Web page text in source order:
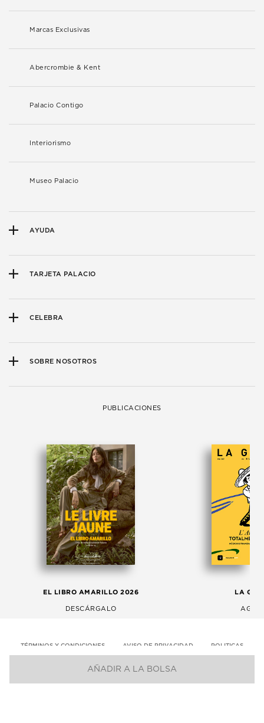
AÑADIR A LA BOLSA
Marcas Exclusivas
Abercrombie & Kent
Palacio Contigo
Interiorismo
Museo Palacio
AYUDA
TARJETA PALACIO
CELEBRA
SOBRE NOSOTROS
PUBLICACIONES
EL LIBRO AMARILLO 2026
DESCÁRGALO
LA
TÉRMINOS Y CONDICIONES AVISO DE PRIVACIDAD POLITICAS